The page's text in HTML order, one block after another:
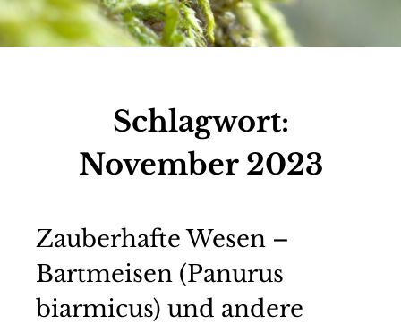
Schlagwort:
November 2023
Zauberhafte Wesen –
Bartmeisen (Panurus
biarmicus) und andere